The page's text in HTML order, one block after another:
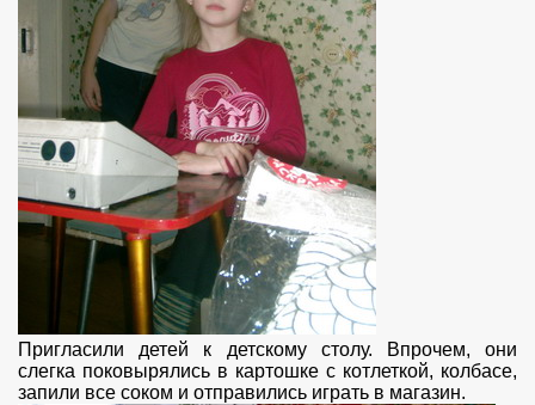
Пригласили детей к детскому столу. Впрочем, они
слегка поковырялись в картошке с котлеткой, колбасе,
запили все соком и отправились играть в магазин.